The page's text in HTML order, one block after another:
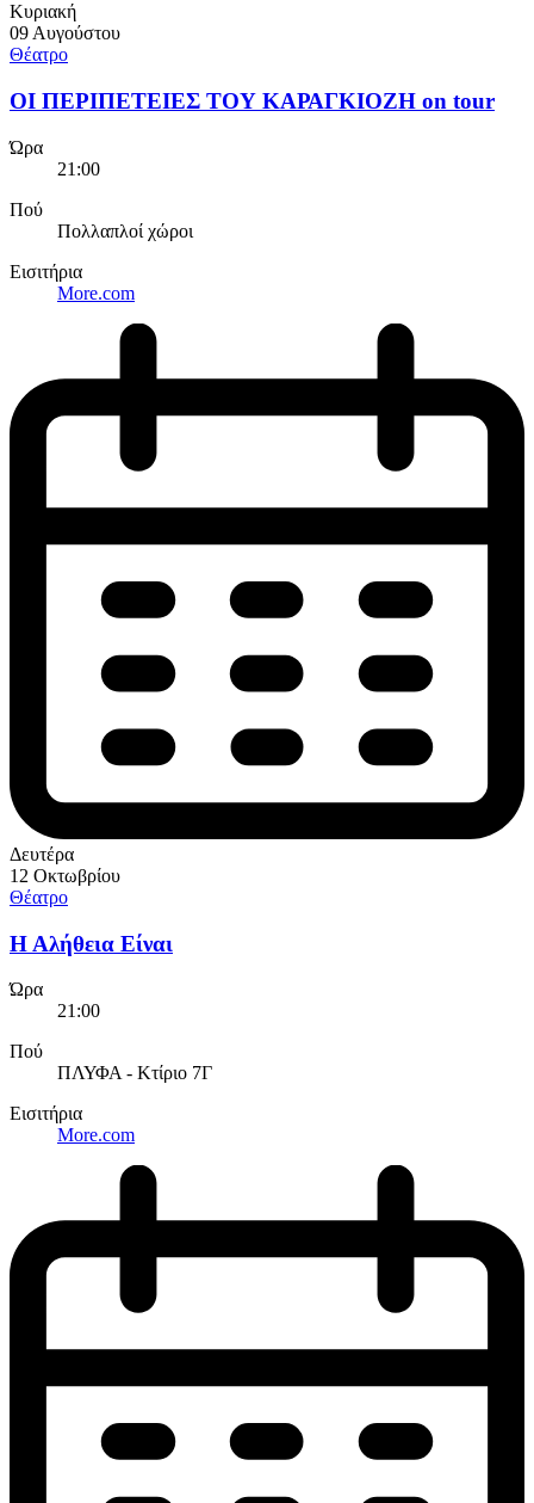
Κυριακή
09 Αυγούστου
Θέατρο
ΟΙ ΠΕΡΙΠΕΤΕΙΕΣ ΤΟΥ ΚΑΡΑΓΚΙΟΖΗ on tour
Ώρα
21:00
Πού
Πολλαπλοί χώροι
Εισιτήρια
More.com
Δευτέρα
12 Οκτωβρίου
Θέατρο
Η Αλήθεια Είναι
Ώρα
21:00
Πού
ΠΛΥΦΑ - Κτίριο 7Γ
Εισιτήρια
More.com